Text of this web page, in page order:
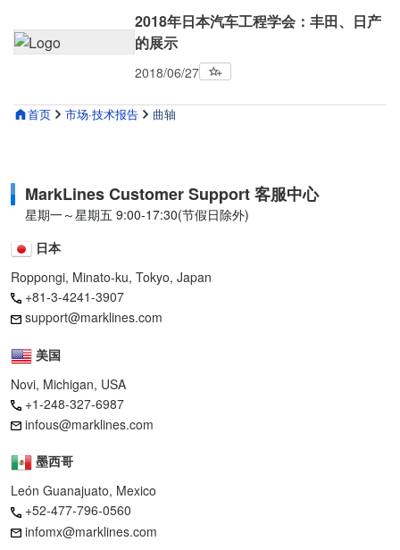
首页 市场·技术报告 曲轴
2018年日本汽车工程学会：丰田、日产
的展示
2018/06/27
MarkLines Customer Support 客服中心
星期一～星期五 9:00-17:30(节假日除外)
日本
Roppongi, Minato-ku, Tokyo, Japan
+81-3-4241-3907
support@marklines.com
美国
Novi, Michigan, USA
+1-248-327-6987
infous@marklines.com
墨西哥
León Guanajuato, Mexico
+52-477-796-0560
infomx@marklines.com